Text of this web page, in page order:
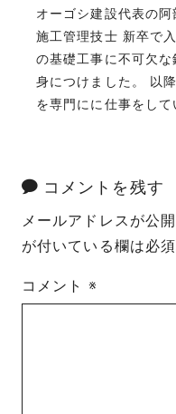
オーゴシ建設代表の
施工管理技士 新卒で
の基礎工事に不可欠
身につけました。 以
を専門にに仕事をして
コメントを残す
メールアドレスが公
が付いている欄は必
コメント ※